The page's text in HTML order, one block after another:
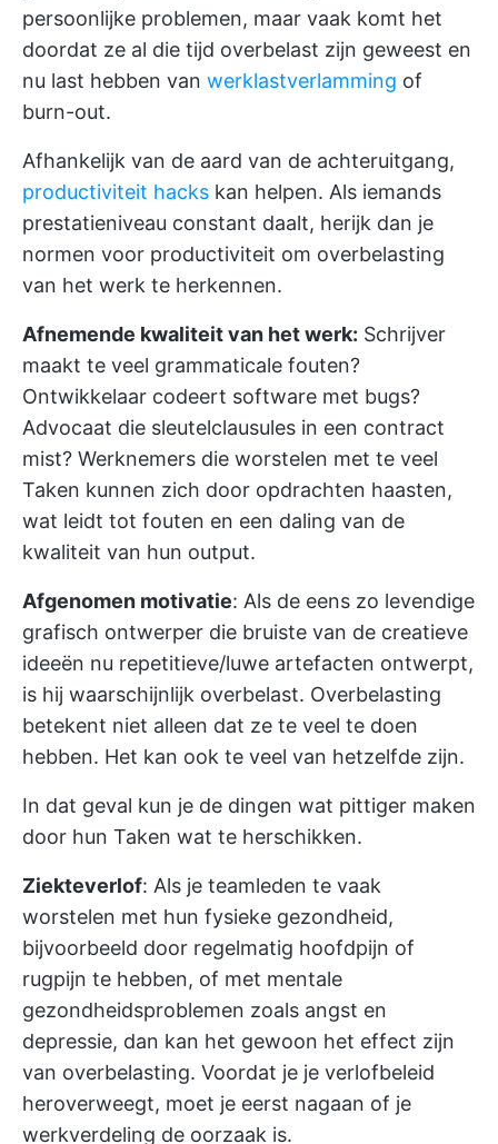
persoonlijke problemen, maar vaak komt het
doordat ze al die tijd overbelast zijn geweest en
nu last hebben van werklastverlamming of
burn-out.
Afhankelijk van de aard van de achteruitgang,
productiviteit hacks kan helpen. Als iemands
prestatieniveau constant daalt, herijk dan je
normen voor productiviteit om overbelasting
van het werk te herkennen.
Afnemende kwaliteit van het werk: Schrijver
maakt te veel grammaticale fouten?
Ontwikkelaar codeert software met bugs?
Advocaat die sleutelclausules in een contract
mist? Werknemers die worstelen met te veel
Taken kunnen zich door opdrachten haasten,
wat leidt tot fouten en een daling van de
kwaliteit van hun output.
Afgenomen motivatie: Als de eens zo levendige
grafisch ontwerper die bruiste van de creatieve
ideeën nu repetitieve/luwe artefacten ontwerpt,
is hij waarschijnlijk overbelast. Overbelasting
betekent niet alleen dat ze te veel te doen
hebben. Het kan ook te veel van hetzelfde zijn.
In dat geval kun je de dingen wat pittiger maken
door hun Taken wat te herschikken.
Ziekteverlof: Als je teamleden te vaak
worstelen met hun fysieke gezondheid,
bijvoorbeeld door regelmatig hoofdpijn of
rugpijn te hebben, of met mentale
gezondheidsproblemen zoals angst en
depressie, dan kan het gewoon het effect zijn
van overbelasting. Voordat je je verlofbeleid
heroverweegt, moet je eerst nagaan of je
werkverdeling de oorzaak is.